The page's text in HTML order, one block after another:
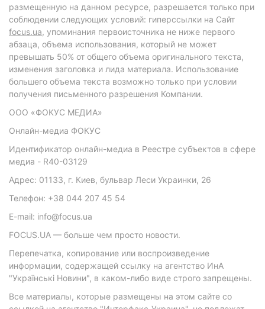
размещенную на данном ресурсе, разрешается только при
соблюдении следующих условий: гиперссылки на Сайт
focus.ua, упоминания первоисточника не ниже первого
абзаца, объема использования, который не может
превышать 50% от общего объема оригинального текста,
изменения заголовка и лида материала. Использование
большего объема текста возможно только при условии
получения письменного разрешения Компании.
ООО «ФОКУС МЕДИА»
Онлайн-медиа ФОКУС
Идентификатор онлайн-медиа в Реестре субъектов в сфере
медиа - R40-03129
Адрес: 01133, г. Киев, бульвар Леси Украинки, 26
Телефон: +38 044 207 45 54
E-mail: info@focus.ua
FOCUS.UA — больше чем просто новости.
Перепечатка, копирование или воспроизведение
информации, содержащей ссылку на агентство ИнА
"Українські Новини", в каком-либо виде строго запрещены.
Все материалы, которые размещены на этом сайте со